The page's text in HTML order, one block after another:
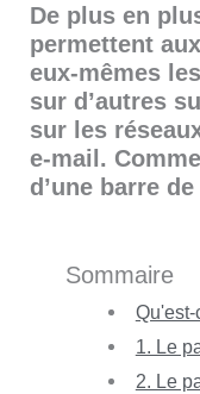
De plus en
permettent
eux-mêmes
sur d’autres
sur les
e-mail.
d’une barre
Sommaire
1. Le
2. Le